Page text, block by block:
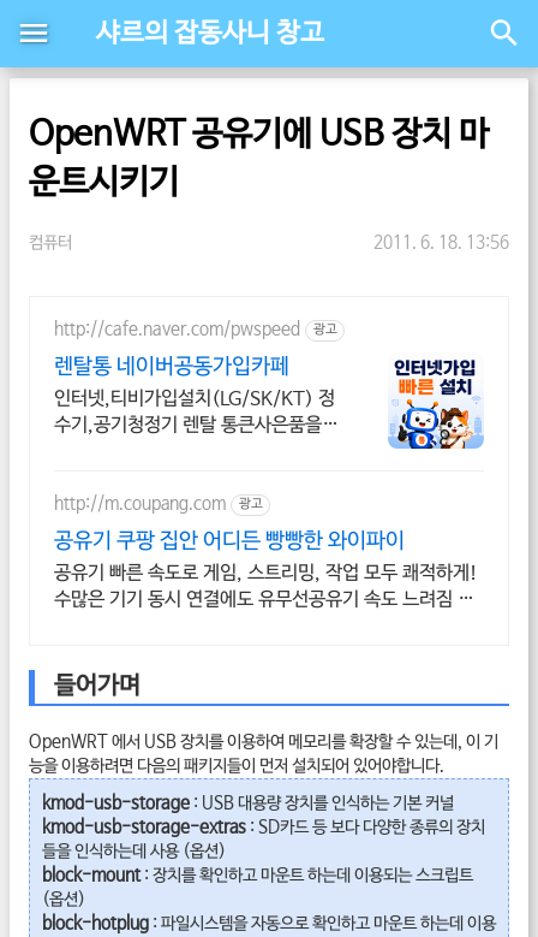
샤르의 잡동사니 창고
OpenWRT 공유기에 USB 장치 마
운트시키기
컴퓨터 2011. 6. 18. 13:56
http://cafe.naver.com/pwspeed 광고
렌탈통 네이버공동가입카페
인터넷,티비가입설치(LG/SK/KT) 정
수기,공기청정기 렌탈 통큰사은품을
http://m.coupang.com 광고
공유기 쿠팡 집안 어디든 빵빵한 와이파이
공유기 빠른 속도로 게임, 스트리밍, 작업 모두 쾌적하게!
수많은 기기 동시 연결에도 유무선공유기 속도 느려짐 없
들어가며
OpenWRT 에서 USB 장치를 이용하여 메모리를 확장할 수 있는데, 이 기
능을 이용하려면 다음의 패키지들이 먼저 설치되어 있어야합니다.
kmod-usb-storage : USB 대용량 장치를 인식하는 기본 커널
kmod-usb-storage-extras : SD카드 등 보다 다양한 종류의 장치
들을 인식하는데 사용 (옵션)
block-mount: 장치를 확인하고 마운트 하는데 이용되는 스크립트
(옵션)
block-hotplug : 파일시스템을 자동으로 확인하고 마운트 하는데 이용